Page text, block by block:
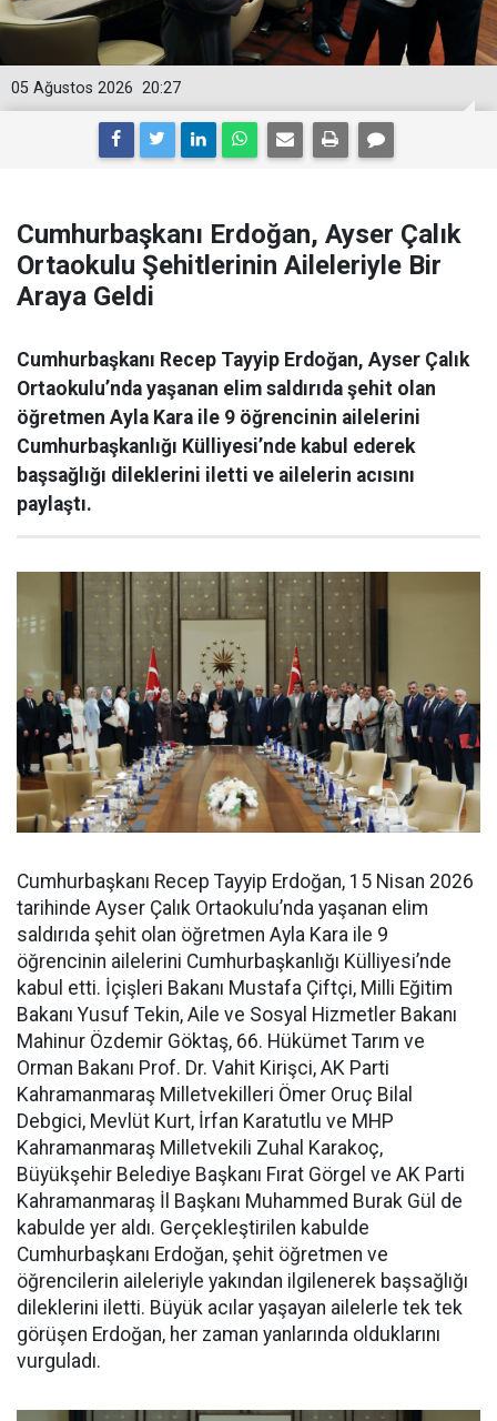
20:27
05 Ağustos 2026
Cumhurbaşkanı Erdoğan, Ayser Çalık
Ortaokulu Şehitlerinin Aileleriyle Bir
Araya Geldi
Cumhurbaşkanı Recep Tayyip Erdoğan, Ayser Çalık
Ortaokulu’nda yaşanan elim saldırıda şehit olan
öğretmen Ayla Kara ile 9 öğrencinin ailelerini
Cumhurbaşkanlığı Külliyesi’nde kabul ederek
başsağlığı dileklerini iletti ve ailelerin acısını
paylaştı.
Cumhurbaşkanı Recep Tayyip Erdoğan, 15 Nisan 2026
tarihinde Ayser Çalık Ortaokulu’nda yaşanan elim
saldırıda şehit olan öğretmen Ayla Kara ile 9
öğrencinin ailelerini Cumhurbaşkanlığı Külliyesi’nde
kabul etti. İçişleri Bakanı Mustafa Çiftçi, Milli Eğitim
Bakanı Yusuf Tekin, Aile ve Sosyal Hizmetler Bakanı
Mahinur Özdemir Göktaş, 66. Hükümet Tarım ve
Orman Bakanı Prof. Dr. Vahit Kirişci, AK Parti
Kahramanmaraş Milletvekilleri Ömer Oruç Bilal
Debgici, Mevlüt Kurt, İrfan Karatutlu ve MHP
Kahramanmaraş Milletvekili Zuhal Karakoç,
Büyükşehir Belediye Başkanı Fırat Görgel ve AK Parti
Kahramanmaraş İl Başkanı Muhammed Burak Gül de
kabulde yer aldı. Gerçekleştirilen kabulde
Cumhurbaşkanı Erdoğan, şehit öğretmen ve
öğrencilerin aileleriyle yakından ilgilenerek başsağlığı
dileklerini iletti. Büyük acılar yaşayan ailelerle tek tek
görüşen Erdoğan, her zaman yanlarında olduklarını
vurguladı.